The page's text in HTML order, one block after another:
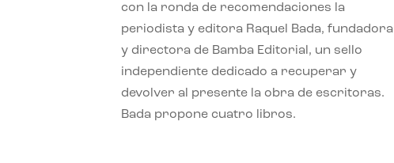
con la ronda de recomendaciones la
periodista y editora Raquel Bada, fundadora
y directora de Bamba Editorial, un sello
independiente dedicado a recuperar y
devolver al presente la obra de escritoras.
Bada propone cuatro libros.